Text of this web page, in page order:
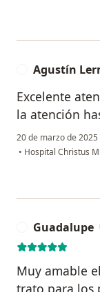
Agustín
Excelente
la atención
20 de marzo de 2025
• Hospital Christus
Guadalupe
Muy amable